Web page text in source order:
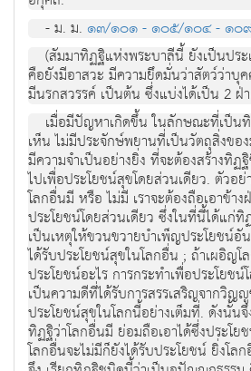
- ม. ม.๑๓/๑๐๑ - ๑๐๕/๑๐๔ - ๑๐๙
(สัมมาทิฏฐิแห่งพระบาลีนี้ ยังเป็นปร
คือยังมีอาสวะ มีความยึดมั่นว่าสัตว์ว่าบุ
มีนรกสวรรค์ เป็นต้น ซึ่งแบ่งได้เป็น 2 ฝ่
เมื่อมีปัญหาเกิดขึ้น ในลักษณะที่เป็น
เห็น ไม่มีประจักษ์พยานที่เป็นวัตถุสิ่งขอ
มีความจำเป็นอย่างยิ่ง ที่จะต้องสร้างทิ
ไปเพื่อประโยชน์สุขโดยส่วนเดียว. ตัวอ
โลกอื่นมี หรือ ไม่มี เราจะต้องถือเอาข้า
ประโยชน์โดยส่วนเดียว ซึ่งในที่นี้ได้แก่
เป็นเหตุให้ขวนขวายบำเพ็ญประโยชน์อั
ได้รับประโยชน์สุขในโลกอื่น ; ถ้าเผอิญโ
ประโยชน์อะไร การกระทำเพื่อประโยช
เป็นความดีที่ได้รับการสรรเสริญจากวิญ
ประโยชน์สุขในโลกนี้อย่างเต็มที่. ดังนั้น
ทิฏฐิว่าโลกอื่นมี ย่อมถือเอาได้ซึ่งประโ
โลกอื่นจะไม่มีก็ยังได้รับประโยชน์ ยิ่งโล